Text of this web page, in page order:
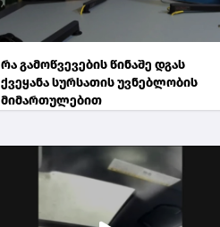
რა გამოწვევების წინაშე დგას
ქვეყანა სურსათის უვნებლობის
მიმართულებით